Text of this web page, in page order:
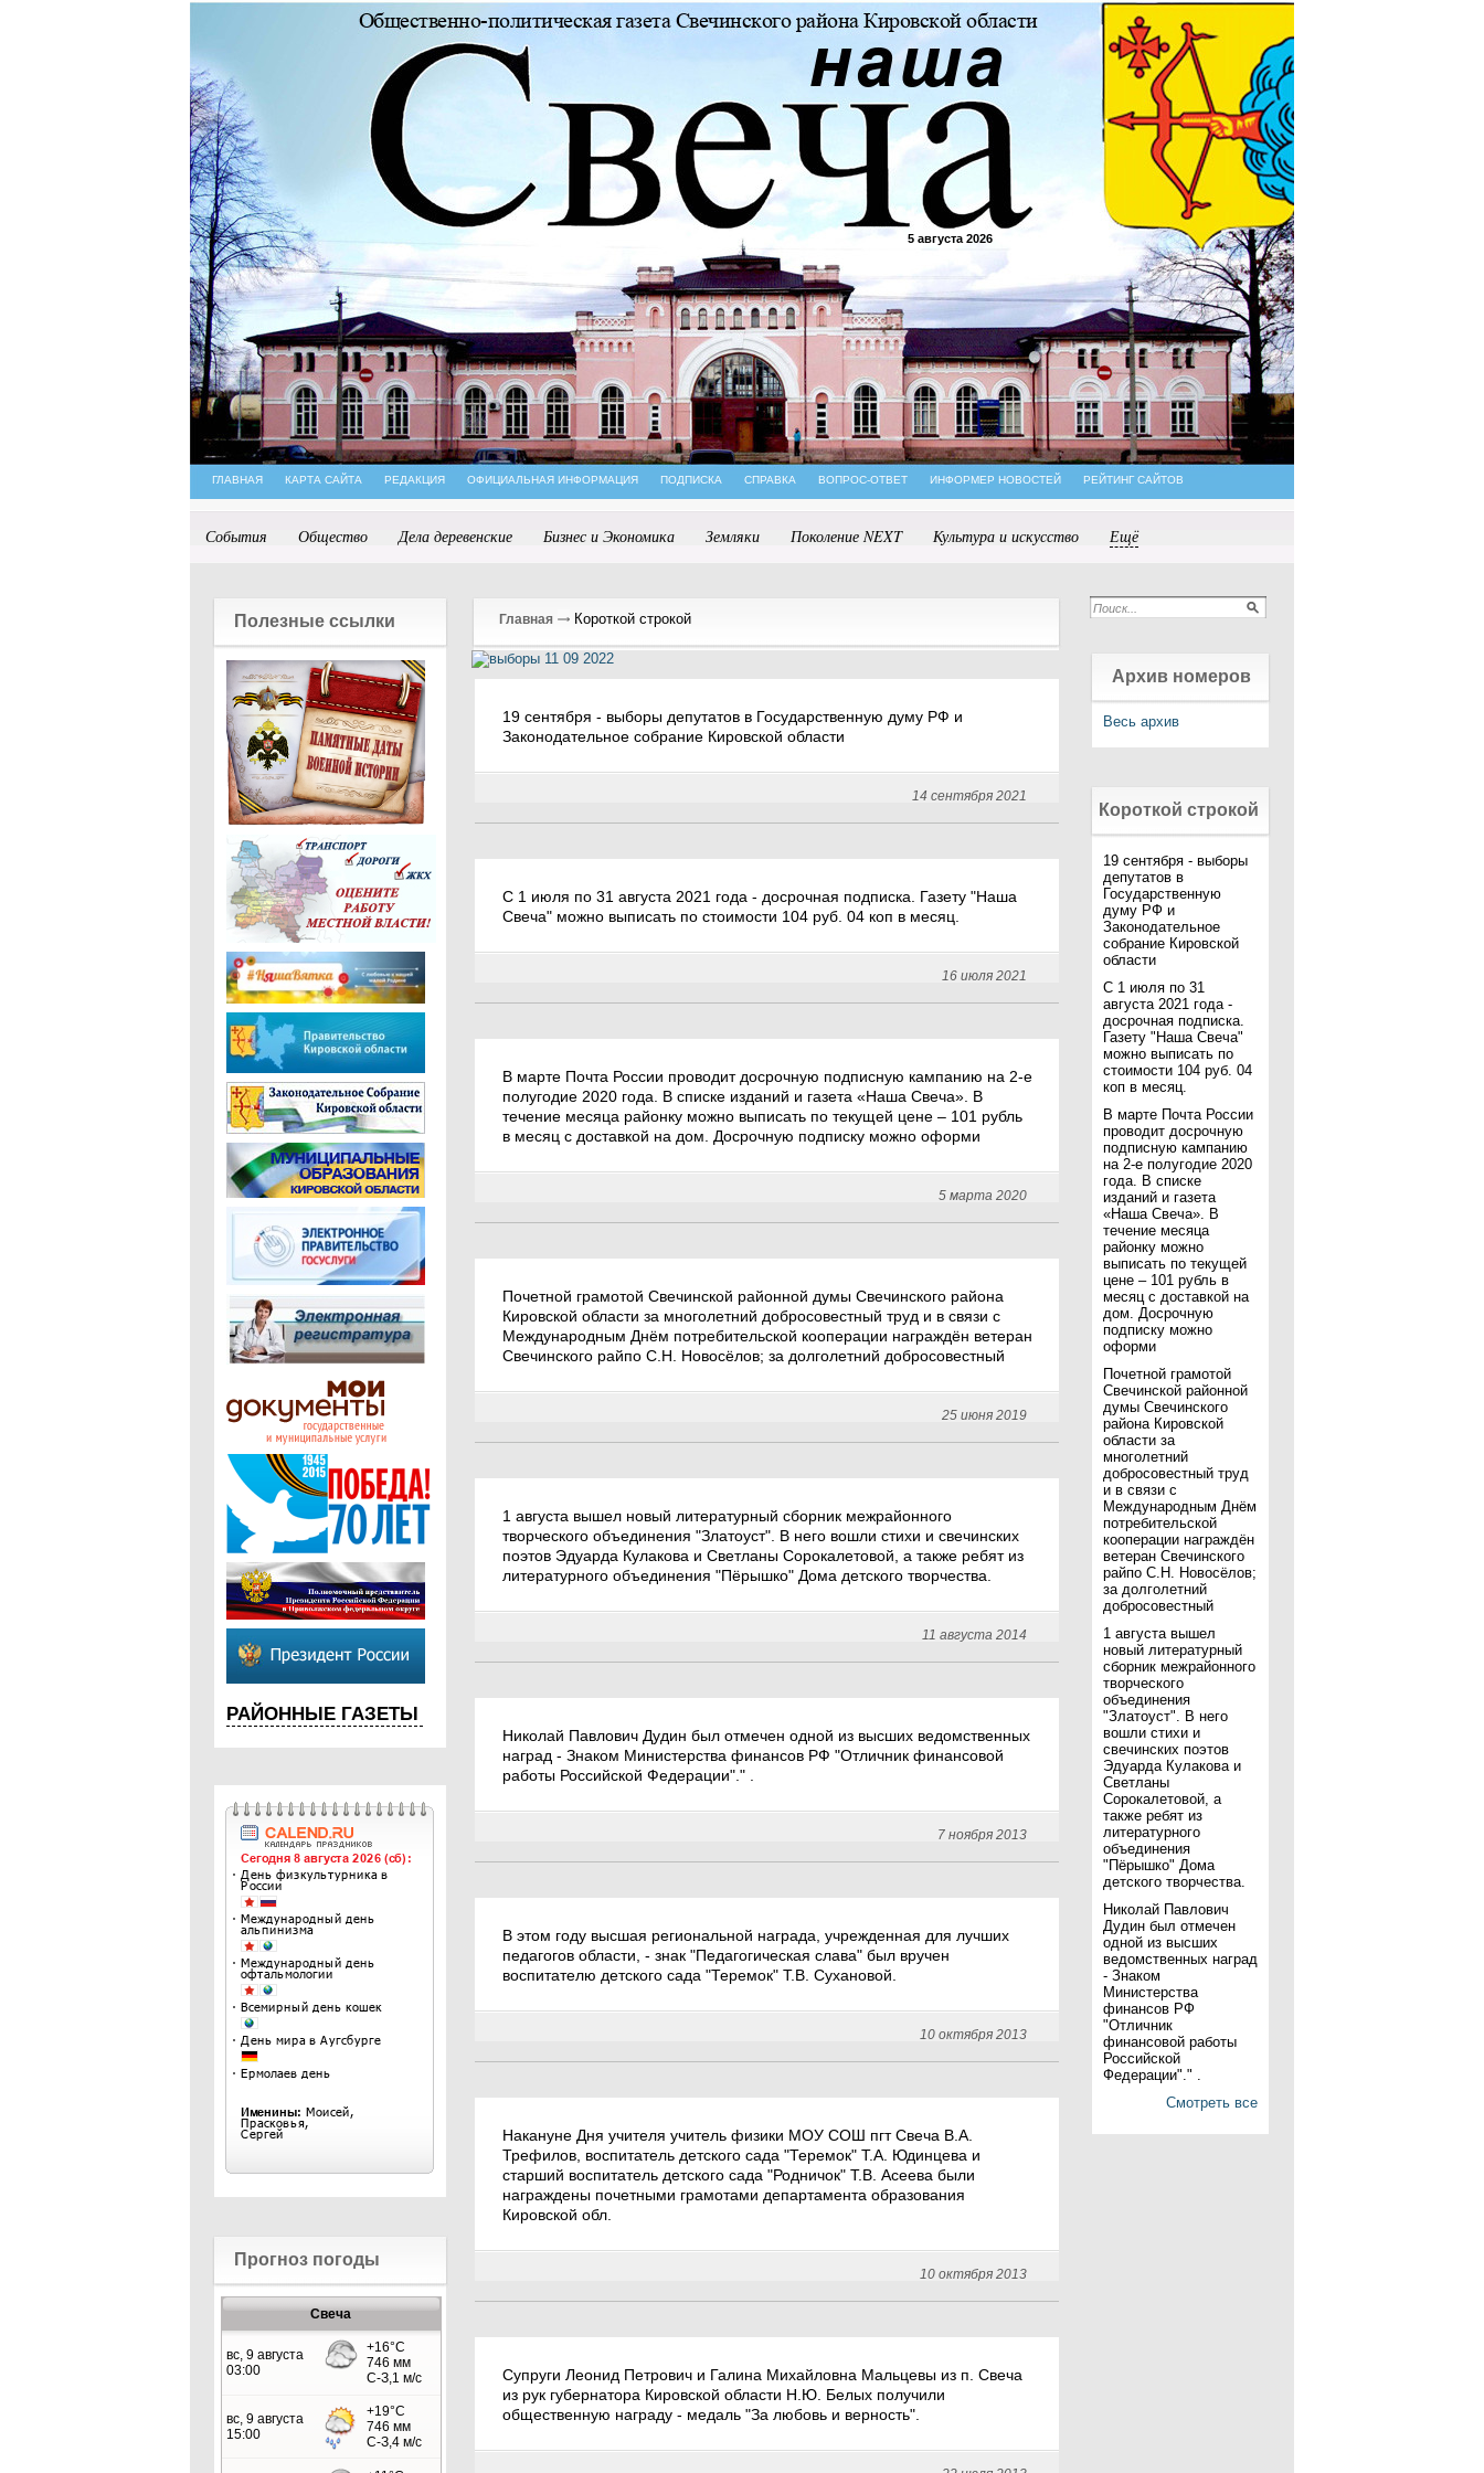
5 августа 2026
ГЛАВНАЯ КАРТА САЙТА РЕДАКЦИЯ ОФИЦИАЛЬНАЯ ИНФОРМАЦИЯ ПОДПИСКА СПРАВКА ВОПРОС-ОТВЕТ ИНФОРМЕР НОВОСТЕЙ РЕЙТИНГ САЙТОВ
События Общество Дела деревенские Бизнес и Экономика Земляки Поколение NEXT Культура и искусство Ещё
Полезные ссылки
РАЙОННЫЕ ГАЗЕТЫ
Прогноз погоды
Свеча
Главная Короткой строкой
19 сентября - выборы депутатов в Государственную думу РФ и
Законодательное собрание Кировской области
14 сентября 2021
С 1 июля по 31 августа 2021 года - досрочная подписка. Газету "Наша
Свеча" можно выписать по стоимости 104 руб. 04 коп в месяц.
16 июля 2021
В марте Почта России проводит досрочную подписную кампанию на 2-е
полугодие 2020 года. В списке изданий и газета «Наша Свеча». В
течение месяца районку можно выписать по текущей цене – 101 рубль
в месяц с доставкой на дом. Досрочную подписку можно оформи
5 марта 2020
Почетной грамотой Свечинской районной думы Свечинского района
Кировской области за многолетний добросовестный труд и в связи с
Международным Днём потребительской кооперации награждён ветеран
Свечинского райпо С.Н. Новосёлов; за долголетний добросовестный
25 июня 2019
1 августа вышел новый литературный сборник межрайонного
творческого объединения "Златоуст". В него вошли стихи и свечинских
поэтов Эдуарда Кулакова и Светланы Сорокалетовой, а также ребят из
литературного объединения "Пёрышко" Дома детского творчества.
11 августа 2014
Николай Павлович Дудин был отмечен одной из высших ведомственных
наград - Знаком Министерства финансов РФ "Отличник финансовой
работы Российской Федерации"." .
7 ноября 2013
В этом году высшая региональной награда, учрежденная для лучших
педагогов области, - знак "Педагогическая слава" был вручен
воспитателю детского сада "Теремок" Т.В. Сухановой.
10 октября 2013
Накануне Дня учителя учитель физики МОУ СОШ пгт Свеча В.А.
Трефилов, воспитатель детского сада "Теремок" Т.А. Юдинцева и
старший воспитатель детского сада "Родничок" Т.В. Асеева были
награждены почетными грамотами департамента образования
Кировской обл.
10 октября 2013
Супруги Леонид Петрович и Галина Михайловна Мальцевы из п. Свеча
из рук губернатора Кировской области Н.Ю. Белых получили
общественную награду - медаль "За любовь и верность".
Архив номеров
Весь архив
Короткой строкой
19 сентября - выборы
депутатов в
Государственную
думу РФ и
Законодательное
собрание Кировской
области
С 1 июля по 31
августа 2021 года -
досрочная подписка.
Газету "Наша Свеча"
можно выписать по
стоимости 104 руб. 04
коп в месяц.
В марте Почта России
проводит досрочную
подписную кампанию
на 2-е полугодие 2020
года. В списке
изданий и газета
«Наша Свеча». В
течение месяца
районку можно
выписать по текущей
цене – 101 рубль в
месяц с доставкой на
дом. Досрочную
подписку можно
оформи
Почетной грамотой
Свечинской районной
думы Свечинского
района Кировской
области за
многолетний
добросовестный труд
и в связи с
Международным Днём
потребительской
кооперации награждён
ветеран Свечинского
райпо С.Н. Новосёлов;
за долголетний
добросовестный
1 августа вышел
новый литературный
сборник межрайонного
творческого
объединения
"Златоуст". В него
вошли стихи и
свечинских поэтов
Эдуарда Кулакова и
Светланы
Сорокалетовой, а
также ребят из
литературного
объединения
"Пёрышко" Дома
детского творчества.
Николай Павлович
Дудин был отмечен
одной из высших
ведомственных наград
- Знаком
Министерства
финансов РФ
"Отличник
финансовой работы
Российской
Федерации"." .
Смотреть все